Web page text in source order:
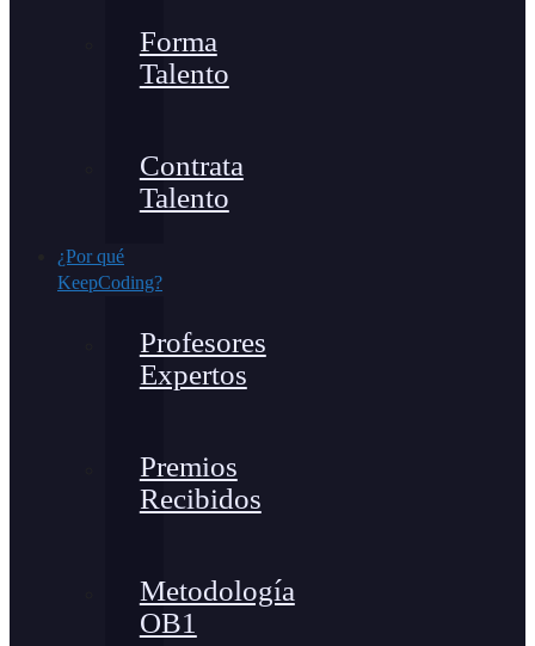
Forma
Talento
Contrata
Talento
¿Por qué
KeepCoding?
Profesores
Expertos
Premios
Recibidos
Metodología
OB1